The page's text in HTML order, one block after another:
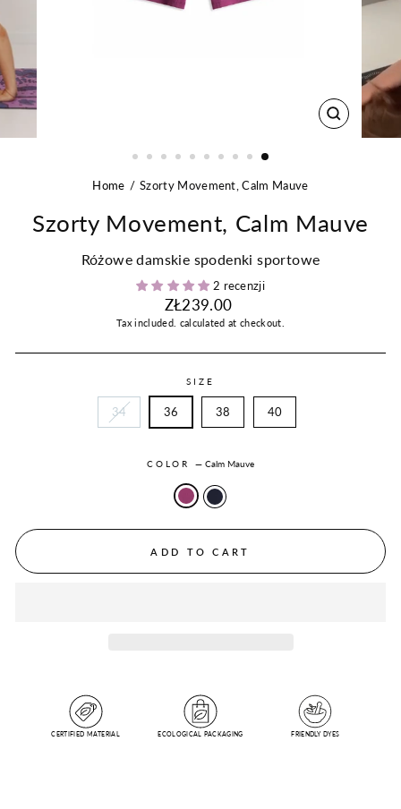
CLOSE
(ESC)
Home Szorty Movement, Calm Mauve
Szorty Movement, Calm Mauve
Różowe damskie spodenki sportowe
2 recenzji
Regular
price
ZŁ239.00
Tax included. calculated at checkout.
SIZE
34 36 38 40
COLOR—Calm Mauve
ADD TO CART
CERTIFIED MATERIAL ECOLOGICAL PACKAGING FRIENDLY DYES